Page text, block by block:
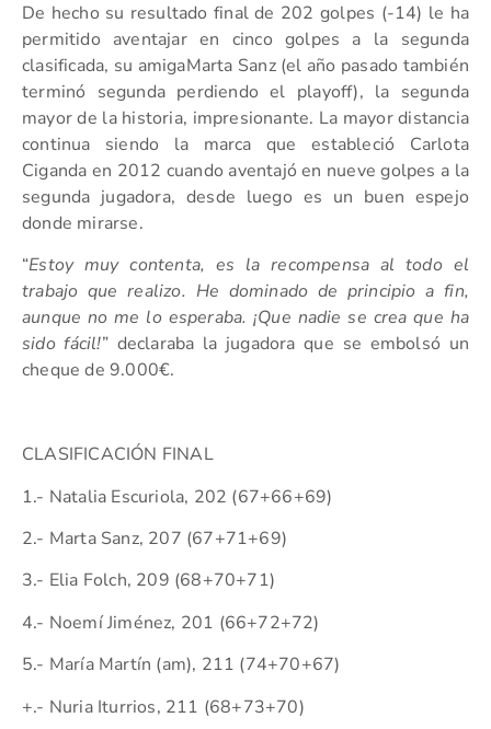
De hecho su resultado final de 202 golpes (-14) le ha
permitido aventajar en cinco golpes a la segunda
clasificada, su amigaMarta Sanz (el año pasado también
terminó segunda perdiendo el playoff), la segunda
mayor de la historia, impresionante. La mayor distancia
continua siendo la marca que estableció Carlota
Ciganda en 2012 cuando aventajó en nueve golpes a la
segunda jugadora, desde luego es un buen espejo
donde mirarse.
“Estoy muy contenta, es la recompensa al todo el
trabajo que realizo. He dominado de principio a fin,
aunque no me lo esperaba. ¡Que nadie se crea que ha
sido fácil!” declaraba la jugadora que se embolsó un
cheque de 9.000€.
CLASIFICACIÓN FINAL
1.- Natalia Escuriola, 202 (67+66+69)
2.- Marta Sanz, 207 (67+71+69)
3.- Elia Folch, 209 (68+70+71)
4.- Noemí Jiménez, 201 (66+72+72)
5.- María Martín (am), 211 (74+70+67)
+.- Nuria Iturrios, 211 (68+73+70)